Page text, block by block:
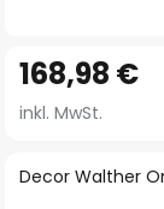
Anfang
der
springen
Decor Walther
168,98 €
inkl. MwSt.